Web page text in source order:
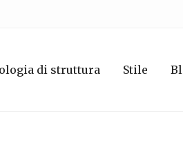
di struttura Stile